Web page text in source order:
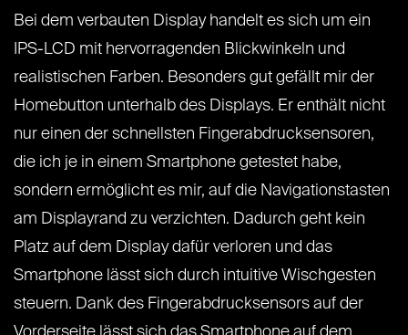
Bei dem verbauten Display handelt es sich um ein
IPS-LCD mit hervorragenden Blickwinkeln und
realistischen Farben. Besonders gut gefällt mir der
Homebutton unterhalb des Displays. Er enthält nicht
nur einen der schnellsten Fingerabdrucksensoren,
die ich je in einem Smartphone getestet habe,
sondern ermöglicht es mir, auf die Navigationstasten
am Displayrand zu verzichten. Dadurch geht kein
Platz auf dem Display dafür verloren und das
Smartphone lässt sich durch intuitive Wischgesten
steuern. Dank des Fingerabdrucksensors auf der